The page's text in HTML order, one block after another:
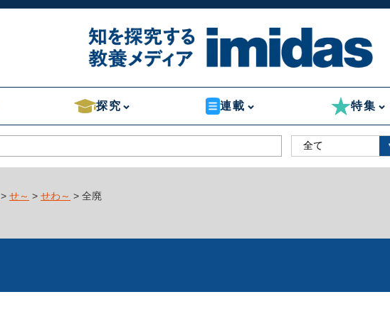
探究 連載 特集
> せ～ > せわ～ > 全廃